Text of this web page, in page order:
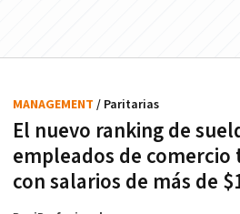
El nuevo ranking de
empleados de
con salarios de más de
MANAGEMENT / Paritarias